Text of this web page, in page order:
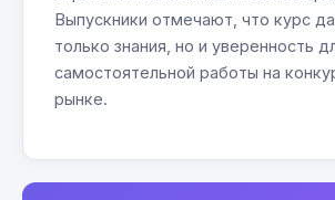
Выпускники отмечают, что курс
только знания, но и уверенность
самостоятельной работы на
рынке.